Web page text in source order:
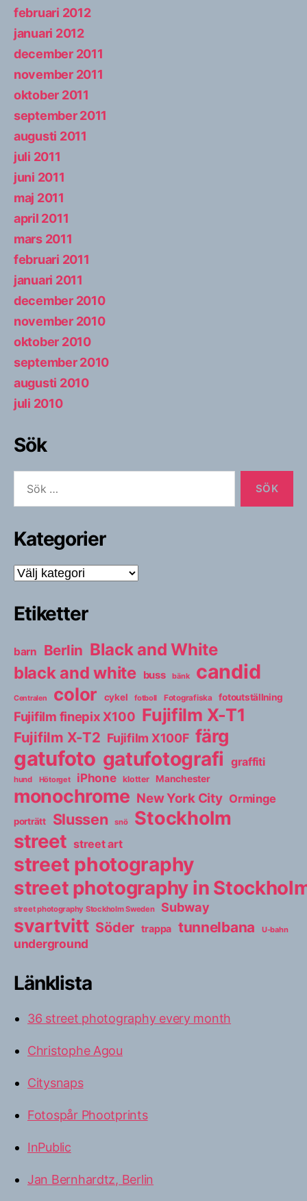
februari 2012
januari 2012
december 2011
november 2011
oktober 2011
september 2011
augusti 2011
juli 2011
juni 2011
maj 2011
april 2011
mars 2011
februari 2011
januari 2011
december 2010
november 2010
oktober 2010
september 2010
augusti 2010
juli 2010
Sök
efter:
Kategorier
Kategorier
Etiketter
barn Berlin Black and White
black and white
buss bänk candid
Centralen color cykel fotboll Fotografiska fotoutställning
Fujifilm finepix X100 Fujifilm X-T1
Fujifilm X-T2 Fujifilm X100F färg
gatufoto gatufotografi graffiti
hund Hötorget iPhone klotter Manchester
monochrome New York City Orminge
porträtt Slussen snö Stockholm
street street art
street photography
street photography in
street photography Stockholm Sweden Subway
svartvitt Söder trappa tunnelbana U-bahn
underground
Länklista
36 street photography every month
Christophe Agou
Citysnaps
Fotospår Phootprints
InPublic
Jan Bernhardtz, Berlin